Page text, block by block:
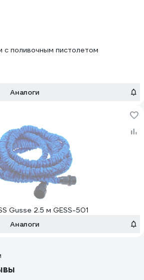
с поливочным пистолетом
Аналоги
Gusse 2.5 м GESS-501
Аналоги